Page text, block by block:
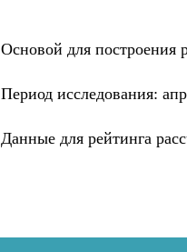
Основой для
Период исследования:
Данные для рейтинга